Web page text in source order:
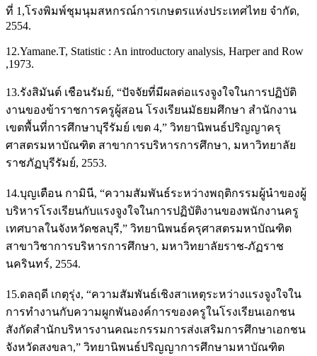
ที่ 1,โรงพิมพ์ชุมนุมสหกรณ์การเกษตรแห่งประเทศไทย จำกัด,
2554.
12.Yamane.T, Statistic : An introductory analysis, Harper and Row
,1973.
13.รังสิมันต์ เชือนรัมย์, “ปัจจัยที่มีผลต่อแรงจูงใจในการปฏิบัติ
งานของข้าราชการครูผู้สอน โรงเรียนมัธยมศึกษา สำนักงาน
เขตพื้นที่การศึกษาบุรีรัมย์ เขต 4,” วิทยานิพนธ์ปริญญาครุ
ศาสตรมหาบัณฑิต สาขาการบริหารการศึกษา, มหาวิทยาลัย
ราชภัฏบุรีรัมย์, 2553.
14.บุญเตือน กามินี, “ความสัมพันธ์ระหว่างพฤติกรรมผู้นำของผู้
บริหารโรงเรียนกับแรงจูงใจในการปฏิบัติงานของพนักงานครู
เทศบาลในจังหวัดชลบุรี,” วิทยานิพนธ์ครุศาสตรมหาบัณฑิต
สาขาวิชาการบริหารการศึกษา, มหาวิทยาลัยราช-ภัฏราช
นครินทร์, 2554.
15.ดลฤดี เกตุรุ่ง, “ความสัมพันธ์เชิงสาเหตุระหว่างแรงจูงใจใน
การทำงานกับความผูกพันองค์การของครูในโรงเรียนเอกชน
สังกัดสำนักบริหารงานคณะกรรมการส่งเสริมการศึกษาเอกชน
จังหวัดสงขลา,” วิทยานิพนธ์ปริญญาการศึกษามหาบัณฑิต